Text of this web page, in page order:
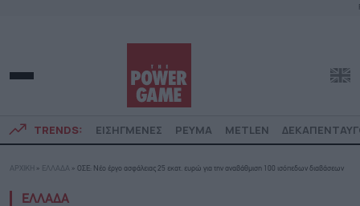
TRENDS: ΕΙΣΗΓΜΕΝΕΣ ΡΕΥΜΑ METLEN
ΑΡΧΙΚΗ » ΕΛΛΑΔΑ » ΟΣΕ: Νέο έργο ασφάλειας 25 εκατ. ευρώ για την αναβάθμιση 100 ισόπεδων διαβάσεων
ΕΛΛΑΔΑ